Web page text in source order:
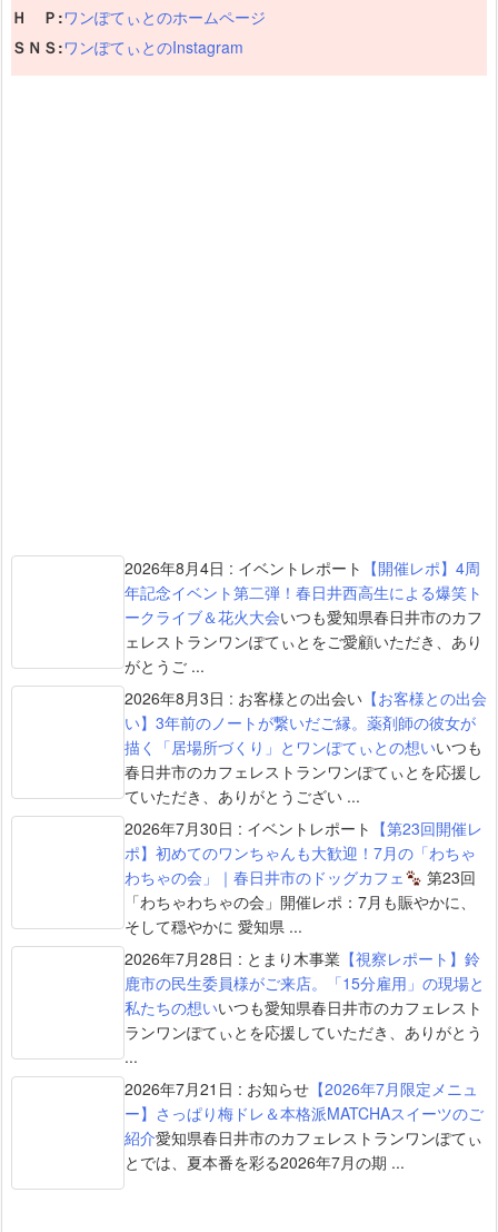
Ｈ Ｐ:ワンぽてぃとのホームページ
ＳＮＳ:ワンぽてぃとのInstagram
2026年8月4日 : イベントレポート 【開催レポ】4周
年記念イベント第二弾！春日井西高生による爆笑ト
ークライブ＆花火大会いつも愛知県春日井市のカフ
ェレストランワンぽてぃとをご愛顧いただき、あり
がとうご ...
2026年8月3日 : お客様との出会い 【お客様との出会
い】3年前のノートが繋いだご縁。薬剤師の彼女が
描く「居場所づくり」とワンぽてぃとの想いいつも
春日井市のカフェレストランワンぽてぃとを応援し
ていただき、ありがとうござい ...
2026年7月30日 : イベントレポート 【第23回開催レ
ポ】初めてのワンちゃんも大歓迎！7月の「わちゃ
わちゃの会」｜春日井市のドッグカフェ
第23回
「わちゃわちゃの会」開催レポ：7月も賑やかに、
そして穏やかに 愛知県 ...
2026年7月28日 : とまり木事業 【視察レポート】鈴
鹿市の民生委員様がご来店。「15分雇用」の現場と
私たちの想いいつも愛知県春日井市のカフェレスト
ランワンぽてぃとを応援していただき、ありがとう
...
2026年7月21日 : お知らせ 【2026年7月限定メニュ
ー】さっぱり梅ドレ＆本格派MATCHAスイーツのご
紹介愛知県春日井市のカフェレストランワンぽてぃ
とでは、夏本番を彩る2026年7月の期 ...